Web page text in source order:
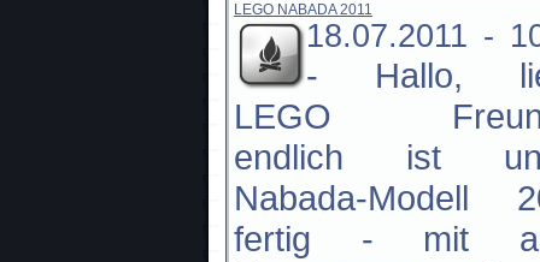
LEGO NABADA 2011
18.07.2011 -
- Hallo,
LEGO
endlich ist
Nabada-Modell
fertig - mit